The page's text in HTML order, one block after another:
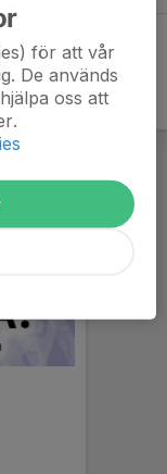
för att vår
De används
oss att